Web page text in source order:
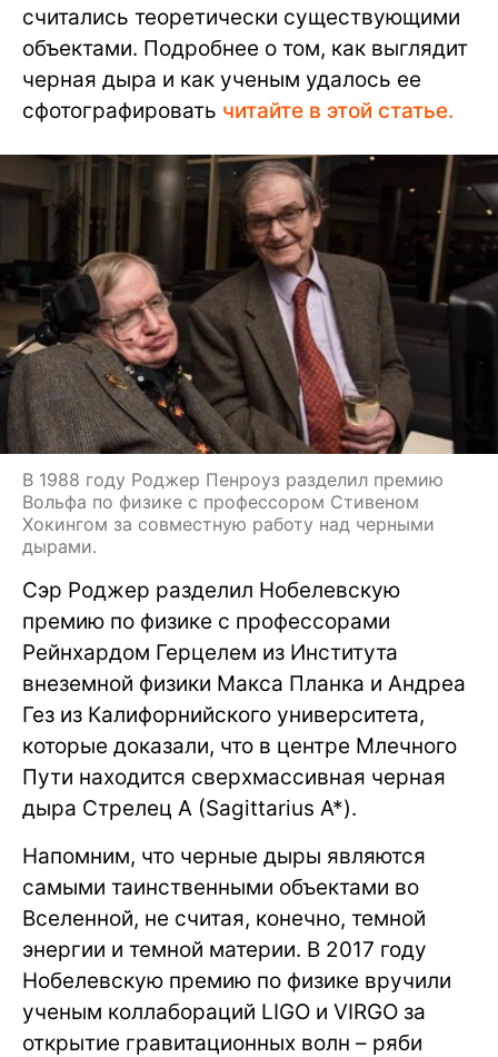
считались теоретически существующими
объектами. Подробнее о том, как выглядит
черная дыра и как ученым удалось ее
сфотографировать читайте в этой статье.
В 1988 году Роджер Пенроуз разделил премию
Вольфа по физике с профессором Стивеном
Хокингом за совместную работу над черными
дырами.
Сэр Роджер разделил Нобелевскую
премию по физике с профессорами
Рейнхардом Герцелем из Института
внеземной физики Макса Планка и Андреа
Гез из Калифорнийского университета,
которые доказали, что в центре Млечного
Пути находится сверхмассивная черная
дыра Стрелец А (Sagittarius A*).
Напомним, что черные дыры являются
самыми таинственными объектами во
Вселенной, не считая, конечно, темной
энергии и темной материи. В 2017 году
Нобелевскую премию по физике вручили
ученым коллабораций LIGO и VIRGO за
открытие гравитационных волн – ряби